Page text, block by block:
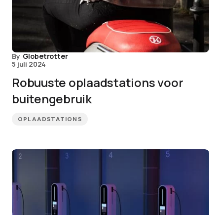
By Globetrotter
5 juli 2024
Robuuste oplaadstations voor
buitengebruik
OPLAADSTATIONS